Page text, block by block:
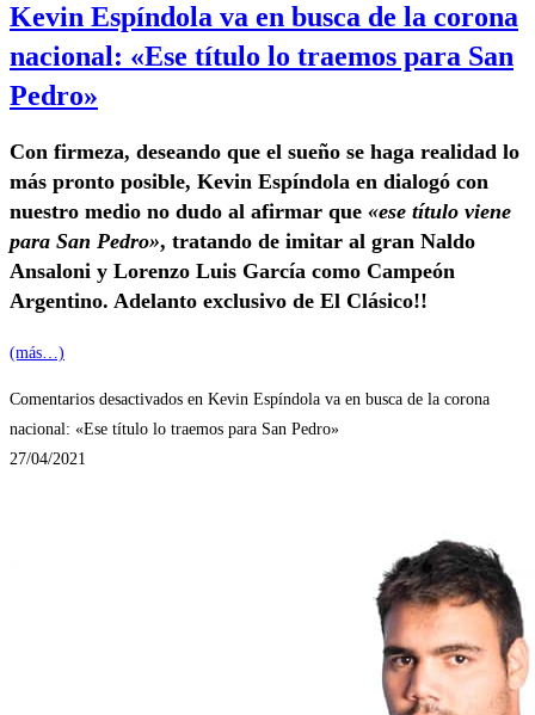
Kevin Espíndola va en busca de la corona
nacional: «Ese título lo traemos para San
Pedro»
Con firmeza, deseando que el sueño se haga realidad lo
más pronto posible, Kevin Espíndola en dialogó con
nuestro medio no dudo al afirmar que «ese título viene
para San Pedro», tratando de imitar al gran Naldo
Ansaloni y Lorenzo Luis García como Campeón
Argentino. Adelanto exclusivo de El Clásico!!
(más…)
Comentarios desactivados en Kevin Espíndola va en busca de la corona
nacional: «Ese título lo traemos para San Pedro»
27/04/2021